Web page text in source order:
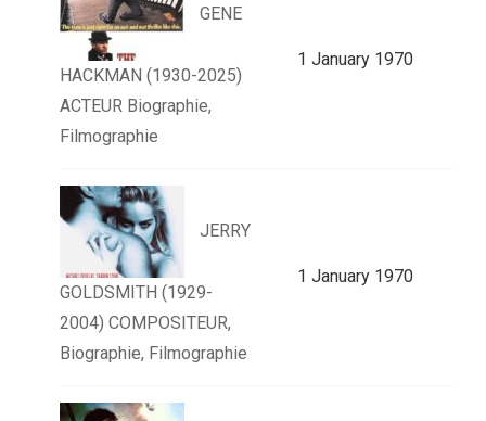
GENE
HACKMAN (1930-2025)
ACTEUR Biographie,
Filmographie
1 January 1970
JERRY
GOLDSMITH (1929-
2004) COMPOSITEUR,
Biographie, Filmographie
1 January 1970